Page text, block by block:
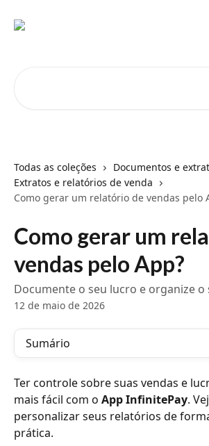
Todas as coleções
Documentos e
Extratos e relatórios de venda
Como gerar um relatório de vendas pelo
Como gerar um
vendas pelo App?
Documente o seu lucro e organize o
12 de maio de 2026
Sumário
Ter controle sobre suas vendas e
mais fácil com o App InfinitePay.
personalizar seus relatórios de
prática.